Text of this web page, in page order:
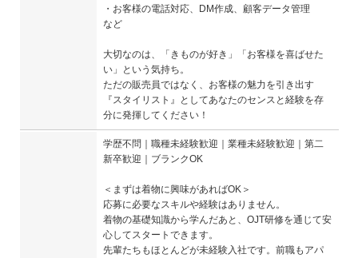
・お客様の電話対応、DM作成、顧客データ管理
など
大切なのは、「きものが好き」「お客様を喜ばせた
い」という気持ち。
ただの販売員ではなく、お客様の魅力を引き出す
『スタイリスト』としてあなたのセンスと経験を存
分に発揮してください！
学歴不問｜職種未経験歓迎｜業種未経験歓迎｜第二
新卒歓迎｜ブランクOK
＜まずは着物に興味があればOK＞
応募に必要なスキルや経験はありません。
着物の基礎知識から学んだあと、OJT研修を通じて安
心してスタートできます。
先輩たちもほとんどが未経験入社です。前職もアパ